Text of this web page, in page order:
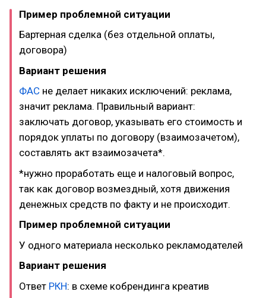
Пример проблемной ситуации
Бартерная сделка (без отдельной оплаты,
договора)
Вариант решения
ФАС не делает никаких исключений: реклама,
значит реклама. Правильный вариант:
заключать договор, указывать его стоимость и
порядок уплаты по договору (взаимозачетом),
составлять акт взаимозачета*.
*нужно проработать еще и налоговый вопрос,
так как договор возмездный, хотя движения
денежных средств по факту и не происходит.
Пример проблемной ситуации
У одного материала несколько рекламодателей
Вариант решения
Ответ РКН: в схеме кобрендинга креатив